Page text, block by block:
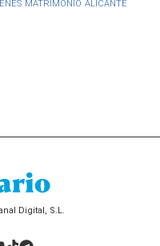
MATRIMONIO ALICANTE
Digital, S.L.